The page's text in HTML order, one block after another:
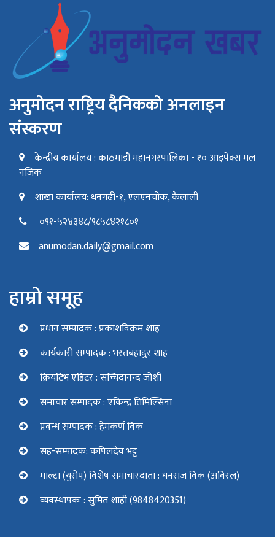
अनुमोदन राष्ट्रिय दैनिकको अनलाइन
संस्करण
केन्द्रीय कार्यालय : काठमाडौं महानगरपालिका - १० आइपेक्स मल
नजिक
शाखा कार्यालय: धनगढी-१, एलएनचोक, कैलाली
०९१-५२४३४८/९८५८४२१८०१
anumodan.daily@gmail.com
हाम्रो समूह
प्रधान सम्पादक : प्रकाशविक्रम शाह
कार्यकारी सम्पादक : भरतबहादुर शाह
क्रियटिभ एडिटर : सच्चिदानन्द जोशी
समाचार सम्पादक : एकिन्द्र तिमिल्सिना
प्रवन्ध सम्पादक : हेमकर्ण विक
सह-सम्पादक: कपिलदेव भट्ट
माल्टा (युरोप) विशेष समाचारदाता : धनराज विक (अविरल)
व्यवस्थापकः : सुमित शाही (9848420351)